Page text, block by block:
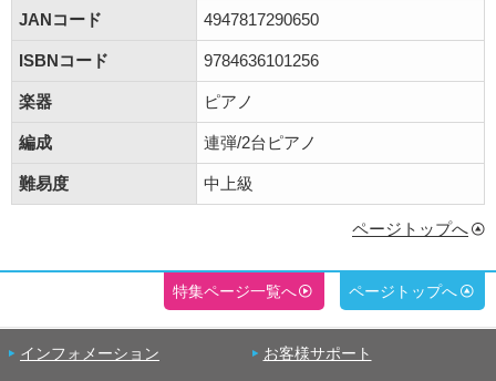
JANコード 4947817290650
ISBNコード 9784636101256
楽器 ピアノ
編成 連弾/2台ピアノ
難易度 中上級
ページトップへ
特集ページ一覧へ ページトップへ
インフォメーション お客様サポート